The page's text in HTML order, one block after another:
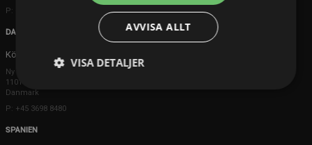
P: +44 203 608 8181
DANMARK
Köpenhamn
Ny Østergade 20
1101 København K
Danmark
P: +45 3698 8480
SPANIEN
AVVISA ALLT
VISA DETALJER